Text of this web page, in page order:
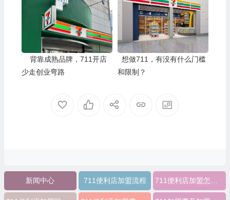
背靠成熟品牌，711开店
少走创业弯路
想做711，有没有什么门槛
和限制？
新闻中心 711便利店加盟流程